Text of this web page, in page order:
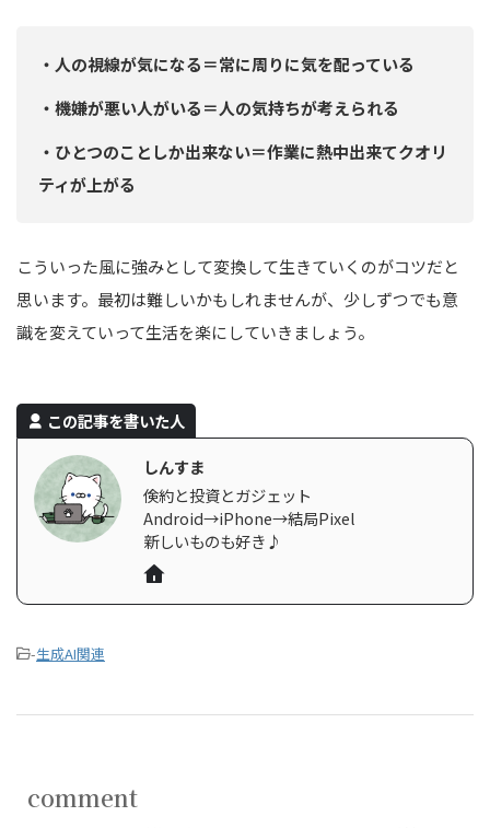
・人の視線が気になる＝常に周りに気を配っている
・機嫌が悪い人がいる＝人の気持ちが考えられる
・ひとつのことしか出来ない＝作業に熱中出来てクオリ
ティが上がる
こういった風に強みとして変換して生きていくのがコツだと
思います。最初は難しいかもしれませんが、少しずつでも意
識を変えていって生活を楽にしていきましょう。
この記事を書いた人
しんすま
倹約と投資とガジェット
Android→iPhone→結局Pixel
新しいものも好き♪
-生成AI関連
comment